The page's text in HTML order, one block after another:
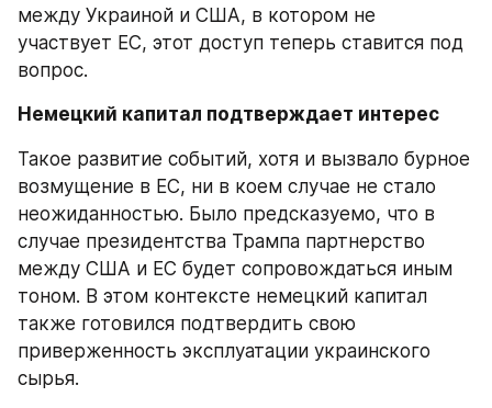
между Украиной и США, в котором не
участвует ЕС, этот доступ теперь ставится под
вопрос.
Немецкий капитал подтверждает интерес
Такое развитие событий, хотя и вызвало бурное
возмущение в ЕС, ни в коем случае не стало
неожиданностью. Было предсказуемо, что в
случае президентства Трампа партнерство
между США и ЕС будет сопровождаться иным
тоном. В этом контексте немецкий капитал
также готовился подтвердить свою
приверженность эксплуатации украинского
сырья.